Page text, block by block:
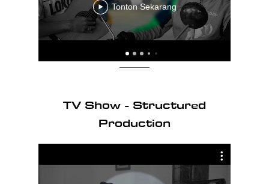
Tonton Sekarang
TV Show - Structured
Production